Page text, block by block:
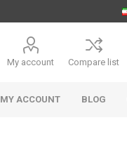
My account Compare list
MY ACCOUNT BLOG